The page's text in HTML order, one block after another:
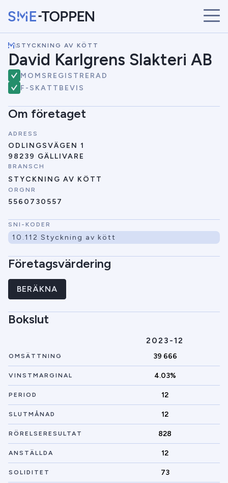
START
ÅRETS VINNARE
BRANSCHER
SÖK
NYHETER
\STYCKNING AV KÖTT
David Karlgrens Slakteri AB
MOMSREGISTRERAD
F-SKATTBEVIS
Om företaget
ADRESS
ODLINGSVÄGEN 1
98239 GÄLLIVARE
BRANSCH
STYCKNING AV KÖTT
ORGNR
5560730557
SNI-KODER
10.112 Styckning av kött
Företagsvärdering
BERÄKNA
Bokslut
2023-12
OMSÄTTNING 39 666
VINSTMARGINAL 4.03%
PERIOD 12
SLUTMÅNAD 12
RÖRELSERESULTAT 828
ANSTÄLLDA 12
SOLIDITET 73